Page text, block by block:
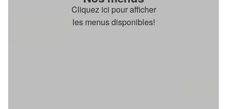
Cliquez ici pour afficher
les menus disponibles!